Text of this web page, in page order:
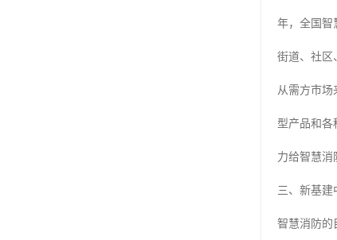
年，全国智
街道、社区
从需方市场
型产品和各
力给智慧消
三、新基建
智慧消防的